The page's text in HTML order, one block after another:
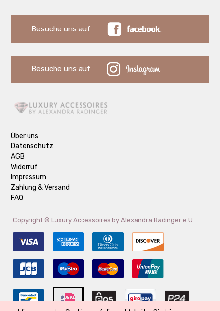
Besuche uns auf
Besuche uns auf
Über uns
Datenschutz
AGB
Widerruf
Impressum
Zahlung & Versand
FAQ
Copyright © Luxury Accessoires by Alexandra Radinger e.U.